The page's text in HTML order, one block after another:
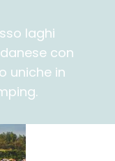
laghi
con
uniche in